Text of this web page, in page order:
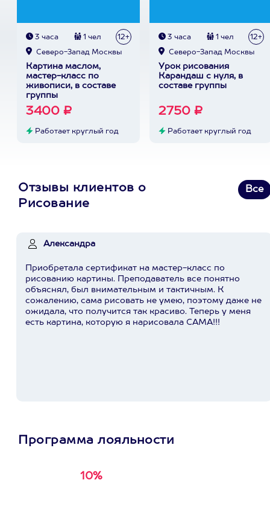
3 часа 1 чел 12+
Северо-Запад Москвы
Картина маслом,
мастер-класс по
живописи, в составе
группы
3400 ₽
Работает круглый год
3 часа 1 чел 12+
Северо-Запад Москвы
Урок рисования
Карандаш с нуля, в
составе группы
2750 ₽
Работает круглый год
Отзывы клиентов о
Рисование
Все
Александра
Приобретала сертификат на мастер-класс по
рисованию картины. Преподаватель все понятно
объяснял, был внимательным и тактичным. К
сожалению, сама рисовать не умею, поэтому даже не
ожидала, что получится так красиво. Теперь у меня
есть картина, которую я нарисовала САМА!!!
Программа лояльности
10%